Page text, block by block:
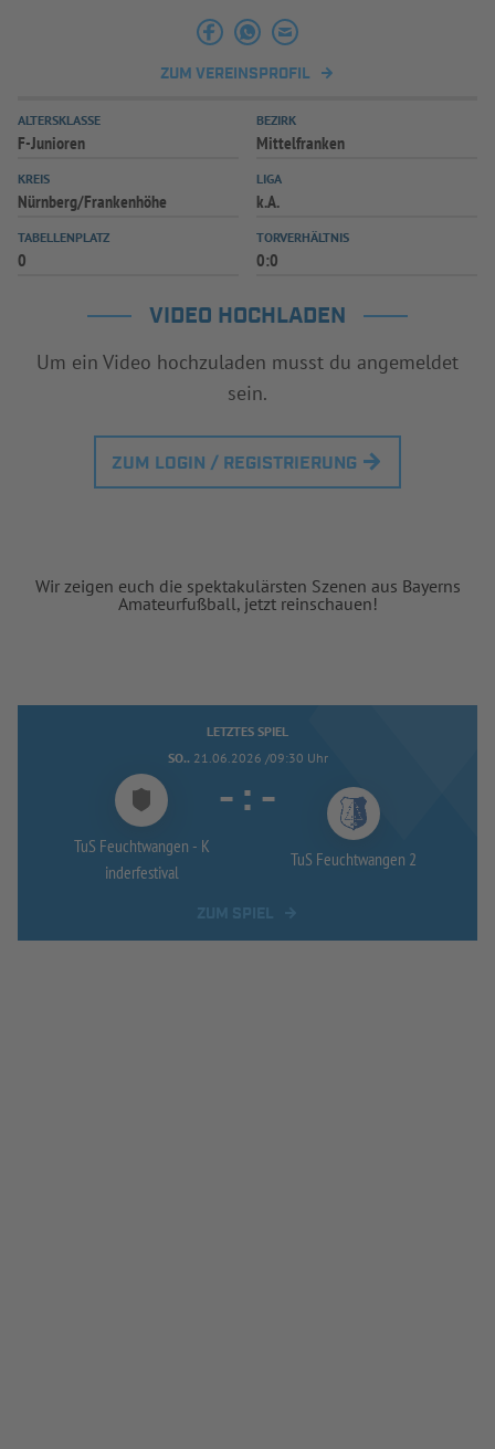
ZUM VEREINSPROFIL
ALTERSKLASSE
F-Junioren
BEZIRK
Mittelfranken
KREIS
Nürnberg/Frankenhöhe
LIGA
k.A.
TABELLENPLATZ
0
TORVERHÄLTNIS
0:0
VIDEO HOCHLADEN
Um ein Video hochzuladen musst du angemeldet
sein.
ZUM LOGIN / REGISTRIERUNG
Wir zeigen euch die spektakulärsten Szenen aus Bayerns
Amateurfußball, jetzt reinschauen!
LETZTES SPIEL
SO.. 21.06.2026 /09:30 Uhr
TuS Feuchtwangen - K
inderfestival
- : -
TuS Feuchtwangen 2